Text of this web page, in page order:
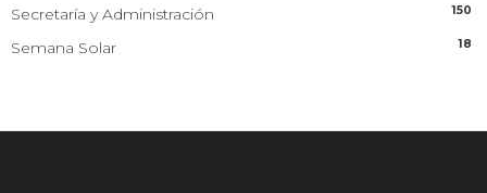
Secretaría y Administración 150
Semana Solar 18